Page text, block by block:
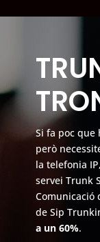
Si fa poc que
però
la telefonia
servei Trunk
Comunicació
de Sip
a un 60%.